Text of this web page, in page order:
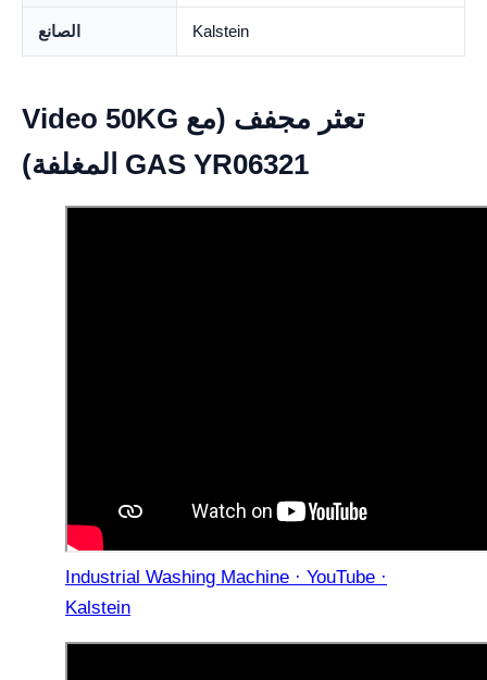
الصانع Kalstein
Video 50KG تعثر مجفف (مع
المغلفة) GAS YR06321
Industrial Washing Machine · YouTube ·
Kalstein